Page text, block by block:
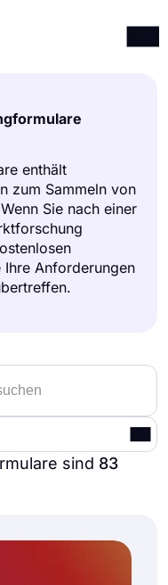
enthält
zum Sammeln von
Sie nach einer
Anforderungen
sind 83